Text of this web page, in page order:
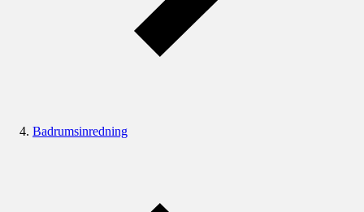
Badrumsinredning